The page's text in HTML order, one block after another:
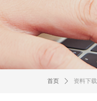
首页 ꄲ 资料下载